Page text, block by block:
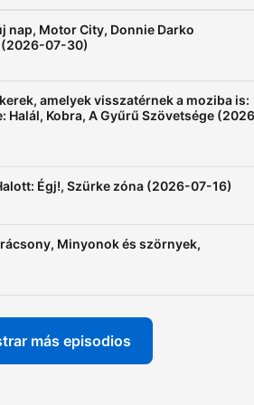
nap, Motor City, Donnie Darko
(2026-07-30)
amelyek visszatérnek a moziba is:
Halál, Kobra, A Gyűrű Szövetsége
Égj!, Szürke zóna (2026-07-16)
Minyonok és szörnyek,
más episodios